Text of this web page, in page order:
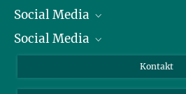
Präsident
Zahlen und Fakten
Social Media
Bluesky
Social Media
Instagram
Kontakt